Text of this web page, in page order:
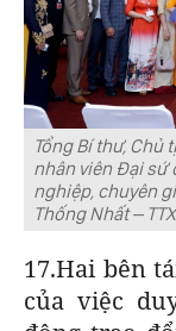
Tổng Bí thư, Chủ
nhân viên Đại sứ
nghiệp, chuyên
Thống Nhất –
17.Hai bên
của việc